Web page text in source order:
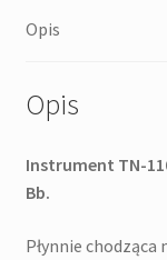
Opis
Opis
Instrument TN-
Bb.
Płynnie